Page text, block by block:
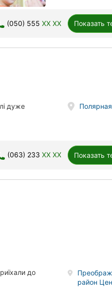
(050) 555 XX XX Показать
дуже
(063) 233 XX XX Показать
до
район